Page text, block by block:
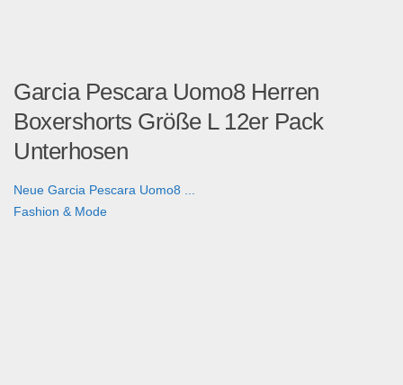
Garcia Pescara Uomo8 Herren
Boxershorts Größe L 12er Pack
Unterhosen
Neue Garcia Pescara Uomo8 ...
Fashion & Mode